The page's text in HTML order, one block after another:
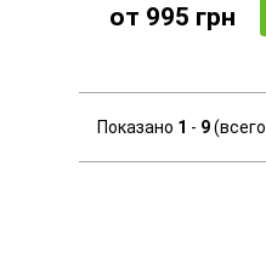
от 995 грн
Показано 1 - 9(всего